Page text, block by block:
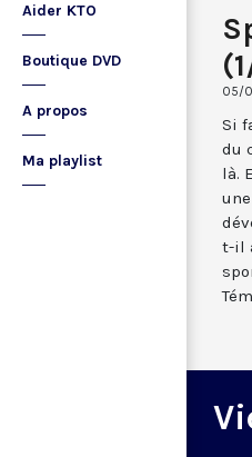
Aider KTO
Boutique DVD
A propos
Ma playlist
05/
Si
du
là.
t-il